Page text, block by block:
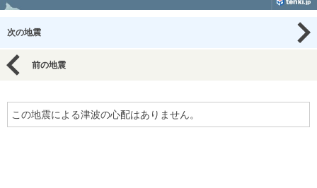
次の地震
前の地震
この地震による津波の心配はありません。